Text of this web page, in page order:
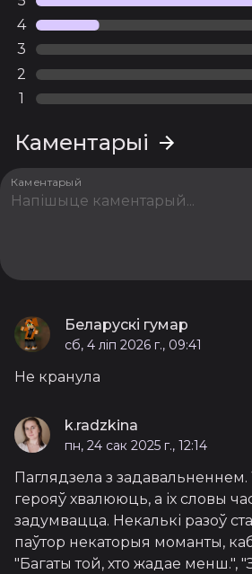
4
3
2
1
Каментарыі
Каментарый
Беларускі гумар
сб, 4 ліп 2026 г., 09:41
Не кранула
k.radzkina
пн, 24 сак 2025 г., 12:14
Паглядзела з
герояў хвалююць, а іх словы
задумвацца. Некалькі разоў
паўтор некаторыя моманты,
"Багаты той, хто жадае менш.",